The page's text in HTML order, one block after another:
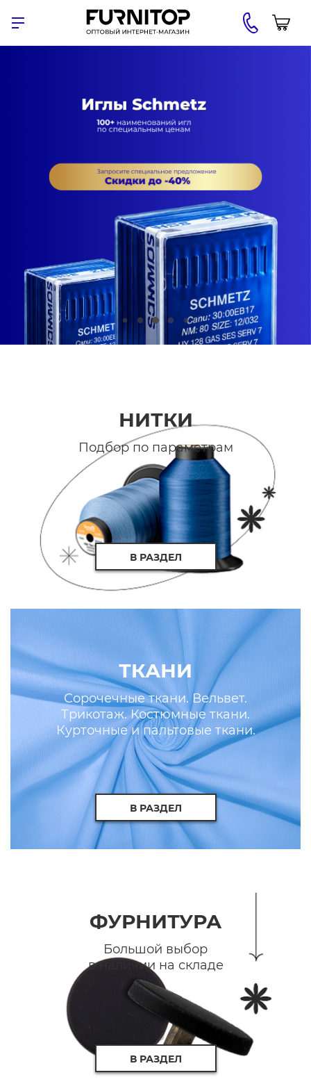
НИТКИ
Подбор по параметрам
В РАЗДЕЛ
ТКАНИ
Сорочечные ткани. Вельвет.
Трикотаж. Костюмные ткани.
Курточные и пальтовые ткани.
Искусственные кожа и мех.
В РАЗДЕЛ
ФУРНИТУРА
Большой выбор
в наличии на складе
В РАЗДЕЛ